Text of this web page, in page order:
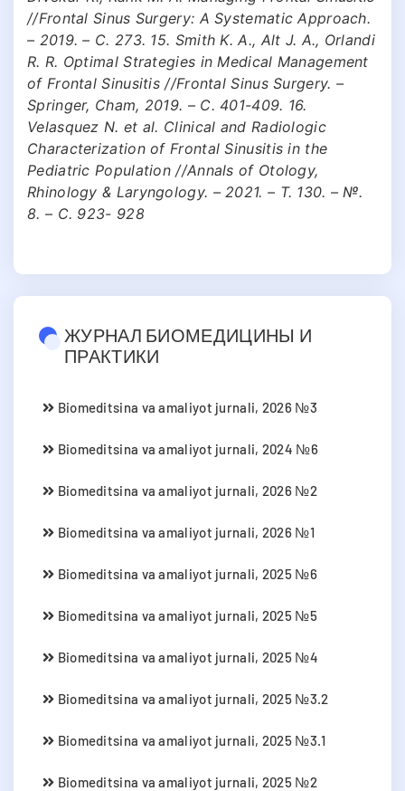
//Frontal Sinus Surgery: A Systematic Approach.
– 2019. – С. 273. 15. Smith K. A., Alt J. A., Orlandi
R. R. Optimal Strategies in Medical Management
of Frontal Sinusitis //Frontal Sinus Surgery. –
Springer, Cham, 2019. – С. 401-409. 16.
Velasquez N. et al. Clinical and Radiologic
Characterization of Frontal Sinusitis in the
Pediatric Population //Annals of Otology,
Rhinology & Laryngology. – 2021. – Т. 130. – №.
8. – С. 923- 928
ЖУРНАЛ БИОМЕДИЦИНЫ И
ПРАКТИКИ
Biomeditsina va amaliyot jurnali, 2026 №3
Biomeditsina va amaliyot jurnali, 2024 №6
Biomeditsina va amaliyot jurnali, 2026 №2
Biomeditsina va amaliyot jurnali, 2026 №1
Biomeditsina va amaliyot jurnali, 2025 №6
Biomeditsina va amaliyot jurnali, 2025 №5
Biomeditsina va amaliyot jurnali, 2025 №4
Biomeditsina va amaliyot jurnali, 2025 №3.2
Biomeditsina va amaliyot jurnali, 2025 №3.1
Biomeditsina va amaliyot jurnali, 2025 №2